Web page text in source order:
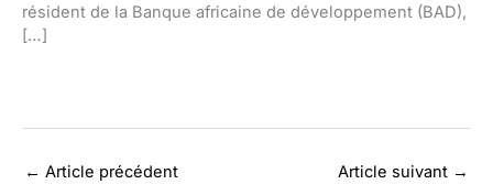
résident de la Banque africaine de développement (BAD),
[…]
← Article précédent Article suivant →